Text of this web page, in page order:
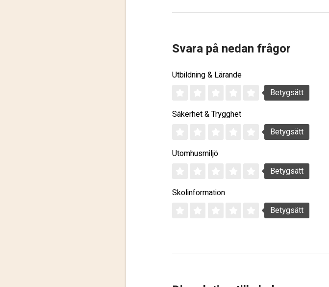
Svara på nedan frågor
Utbildning & Lärande
Betygsätt
Säkerhet & Trygghet
Betygsätt
Utomhusmiljö
Betygsätt
Skolinformation
Betygsätt